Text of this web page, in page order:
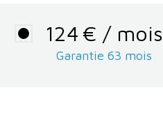
124 € / mois
Garantie 63 mois